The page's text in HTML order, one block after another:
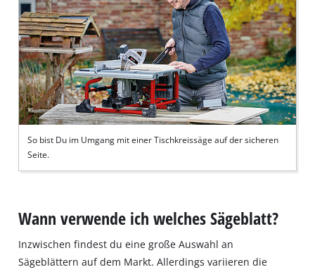
So bist Du im Umgang mit einer Tischkreissäge auf der sicheren
Seite.
Wann verwende ich welches Sägeblatt?
Inzwischen findest du eine große Auswahl an
Sägeblättern auf dem Markt. Allerdings variieren die